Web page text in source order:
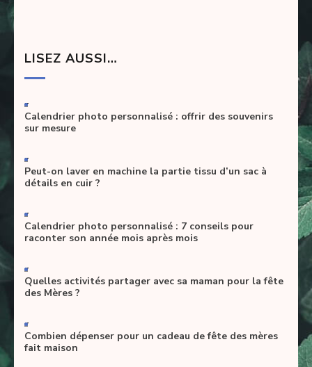
LISEZ AUSSI…
-
Calendrier photo personnalisé : offrir des souvenirs
sur mesure
-
Peut-on laver en machine la partie tissu d’un sac à
détails en cuir ?
-
Calendrier photo personnalisé : 7 conseils pour
raconter son année mois après mois
-
Quelles activités partager avec sa maman pour la fête
des Mères ?
-
Combien dépenser pour un cadeau de fête des mères
fait maison